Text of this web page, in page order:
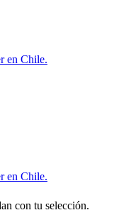
con tu selección.